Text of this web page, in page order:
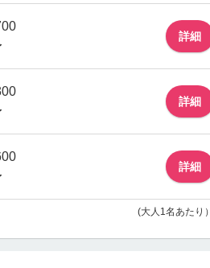
詳細
詳細
詳細
(大人1名あたり）